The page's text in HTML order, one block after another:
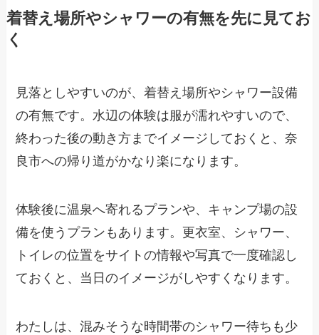
着替え場所やシャワーの有無を先に見てお
く
見落としやすいのが、着替え場所やシャワー設備
の有無です。水辺の体験は服が濡れやすいので、
終わった後の動き方までイメージしておくと、奈
良市への帰り道がかなり楽になります。
体験後に温泉へ寄れるプランや、キャンプ場の設
備を使うプランもあります。更衣室、シャワー、
トイレの位置をサイトの情報や写真で一度確認し
ておくと、当日のイメージがしやすくなります。
わたしは、混みそうな時間帯のシャワー待ちも少